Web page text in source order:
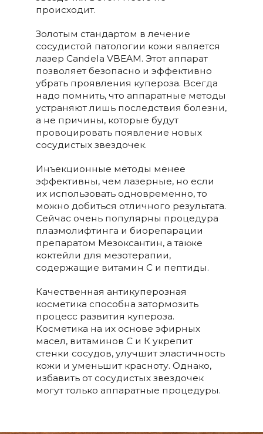
происходит.
Золотым стандартом в лечение
сосудистой патологии кожи является
лазер Candela VBEAM. Этот аппарат
позволяет безопасно и эффективно
убрать проявления купероза. Всегда
надо помнить, что аппаратные методы
устраняют лишь последствия болезни,
а не причины, которые будут
провоцировать появление новых
сосудистых звездочек.
Инъекционные методы менее
эффективны, чем лазерные, но если
их использовать одновременно, то
можно добиться отличного результата.
Сейчас очень популярны процедура
плазмолифтинга и биорепарации
препаратом Мезоксантин, а также
коктейли для мезотерапии,
содержащие витамин С и пептиды.
Качественная антикуперозная
косметика способна затормозить
процесс развития купероза.
Косметика на их основе эфирных
масел, витаминов С и К укрепит
стенки сосудов, улучшит эластичность
кожи и уменьшит красноту. Однако,
избавить от сосудистых звездочек
могут только аппаратные процедуры.